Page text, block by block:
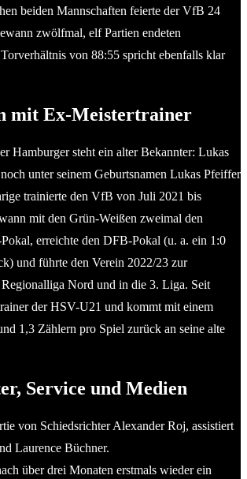
beiden Mannschaften feierte der VfB 24
zwölfmal, elf Partien endeten
von 88:55 spricht ebenfalls klar
mit Ex-Meistertrainer
Hamburger steht ein alter Bekannter: Lukas
unter seinem Geburtsnamen Lukas Pfeiffer
trainierte den VfB von Juli 2021 bis
mit den Grün-Weißen zweimal den
erreichte den DFB-Pokal (u. a. ein 1:0
und führte den Verein 2022/23 zur
Nord und in die 3. Liga. Seit
der HSV-U21 und kommt mit einem
1,3 Zählern pro Spiel zurück an seine alte
Service und Medien
von Schiedsrichter Alexander Roj, assistiert
Laurence Büchner.
über drei Monaten erstmals wieder ein